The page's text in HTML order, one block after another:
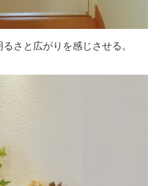
さと広がりを感じさせる。